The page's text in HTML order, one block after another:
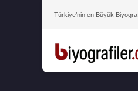
Türkiye’nin en Büyük